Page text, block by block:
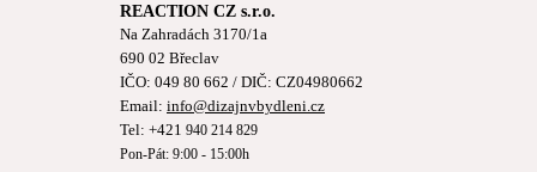
REACTION CZ s.r.o.
Na Zahradách 3170/1a
690 02 Břeclav
IČO: 049 80 662 / DIČ: CZ04980662
Email: info@dizajnvbydleni.cz
Tel: +421 940 214 829
Pon-Pát: 9:00 - 15:00h